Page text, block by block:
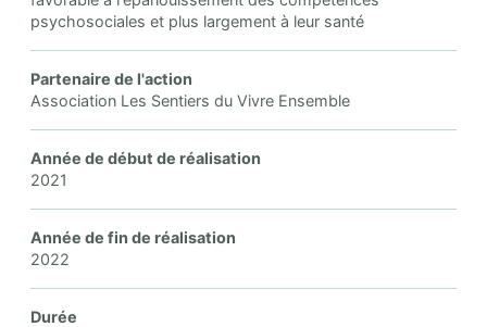
psychosociales et plus largement à leur santé
Partenaire de l'action
Association Les Sentiers du Vivre Ensemble
Année de début de réalisation
2021
Année de fin de réalisation
2022
Durée